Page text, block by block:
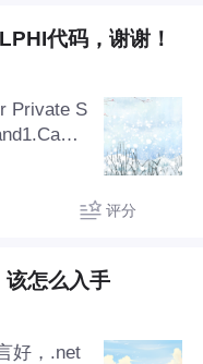
，显示
代码，谢谢！
Private S
评分
该怎么入手
好，.net